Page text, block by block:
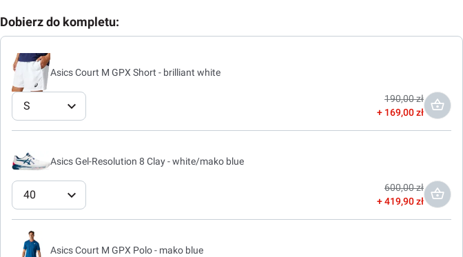
Dobierz do kompletu:
Asics Court M GPX Short - brilliant white
S
190,00 zł
169,00 zł
Asics Gel-Resolution 8 Clay - white/mako blue
40
600,00 zł
419,90 zł
Asics Court M GPX Polo - mako blue